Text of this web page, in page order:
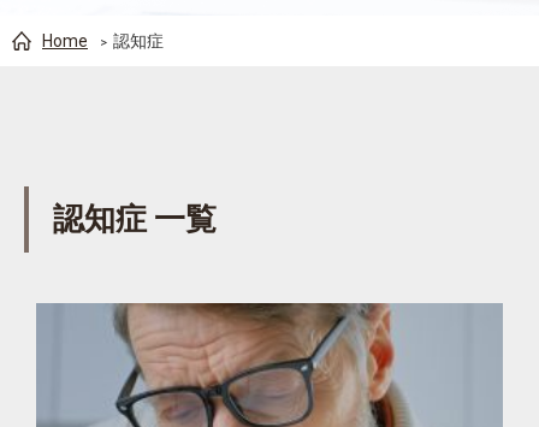
Home 認知症
認知症 一覧